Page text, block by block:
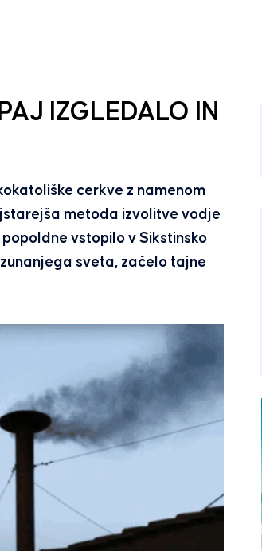
IZGLEDALO IN
cerkve z namenom
metoda izvolitve vodje
vstopilo v Sikstinsko
sveta, začelo tajne